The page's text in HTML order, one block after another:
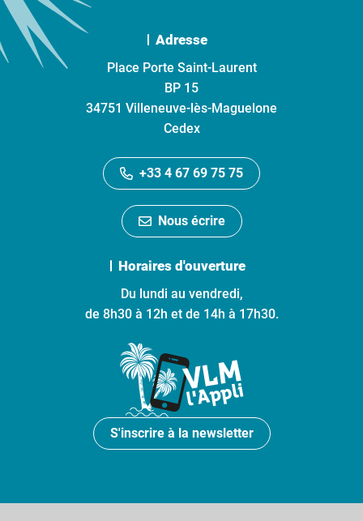
Adresse
Place Porte Saint-Laurent
BP 15
34751 Villeneuve-lès-Maguelone
Cedex
+33 4 67 69 75 75
Nous écrire
Horaires d'ouverture
Du lundi au vendredi,
de 8h30 à 12h et de 14h à 17h30.
S'inscrire à la newsletter